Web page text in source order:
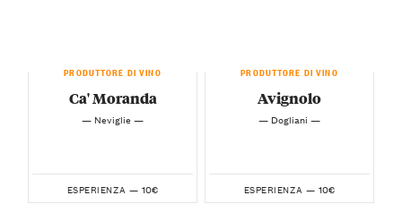
PRODUTTORE DI VINO
Ca' Moranda
— Neviglie —
ESPERIENZA — 10€
PRODUTTORE DI VINO
Avignolo
— Dogliani —
ESPERIENZA — 10€